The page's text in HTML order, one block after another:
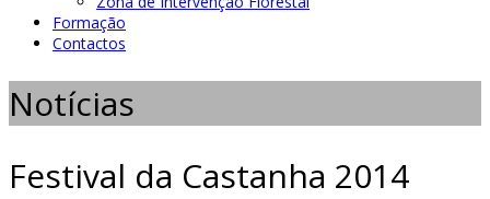
Formação
Contactos
Notícias
Festival da Castanha 2014